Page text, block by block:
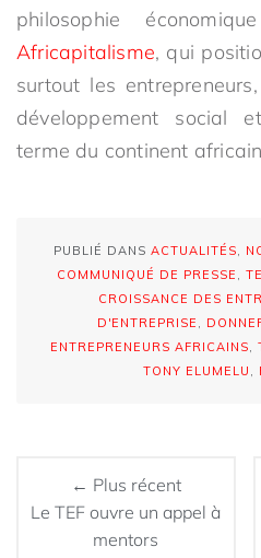
philosophie
Africapitalisme, qui
surtout les
développement social
terme du continent
PUBLIÉ DANS ACTUALITÉS
COMMUNIQUÉ DE PRESSE
CROISSANCE DES
D'ENTREPRISE
ENTREPRENEURS AFRICAINS
TONY ELUMELU
← Plus récent
Le TEF ouvre un appel à
mentors